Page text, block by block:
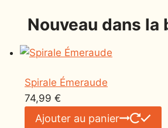
Nouveau dans la
Spirale Émeraude
74,99 €
Ajouter au panier